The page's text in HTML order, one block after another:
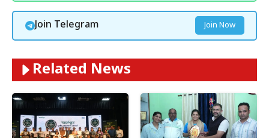
Join Telegram Join Now
Related News